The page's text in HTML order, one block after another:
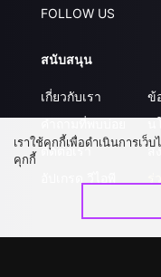
FOLLOW US
สนับสนุน
เกี่ยวกับเรา
ติดต่อเรา
ข้
ส่
เราใช้คุกกี้เพื่อดำเนินการเว็
คุกกี้